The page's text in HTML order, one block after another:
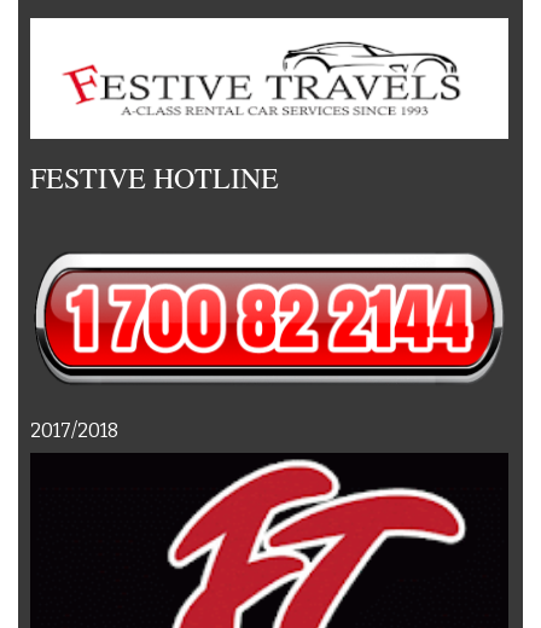
FESTIVE HOTLINE
2017/2018